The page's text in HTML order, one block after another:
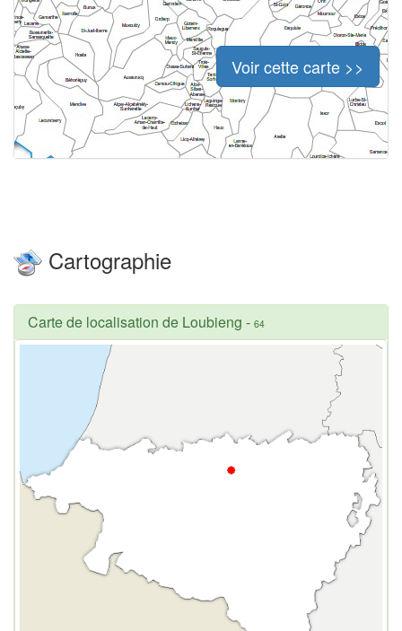
Voir cette carte >>
Cartographie
Carte de localisation de Loubieng - 64